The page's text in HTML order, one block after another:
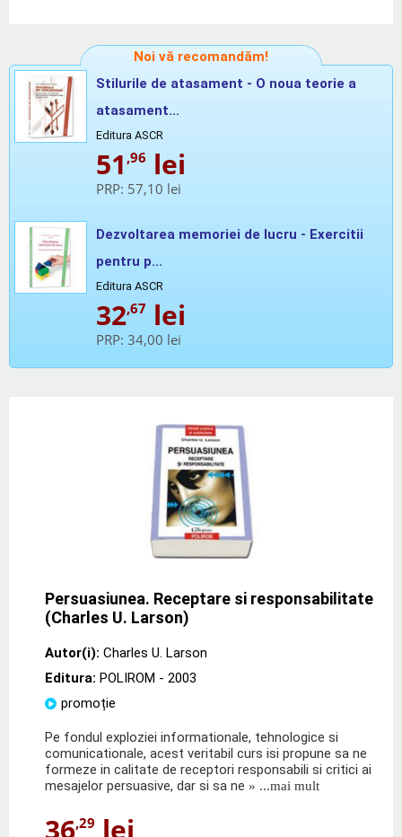
Noi vă recomandăm!
Stilurile de atasament - O noua teorie a
atasament...
Editura ASCR
51 ,96 lei
PRP: 57,10 lei
Dezvoltarea memoriei de lucru - Exercitii
pentru p...
Editura ASCR
32,67 lei
PRP: 34,00 lei
Persuasiunea. Receptare si responsabilitate
(Charles U. Larson)
Autor(i): Charles U. Larson
Editura: POLIROM - 2003
promoție
Pe fondul exploziei informationale, tehnologice si
comunicationale, acest veritabil curs isi propune sa ne
formeze in calitate de receptori responsabili si critici ai
mesajelor persuasive, dar si sa ne » ...mai mult
36,29 lei